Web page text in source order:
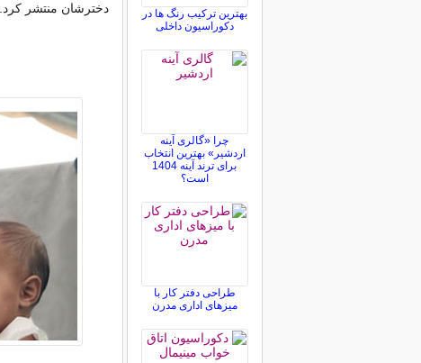
دخترشان منتشر کرد.
بهترین ترکیب رنگ ها در
دکوراسیون داخلی
چرا «گالری آینه
اردشیر» بهترین انتخاب
برای ترند آینه 1404
است؟
طراحی دفتر کار با
میزهای اداری مدرن